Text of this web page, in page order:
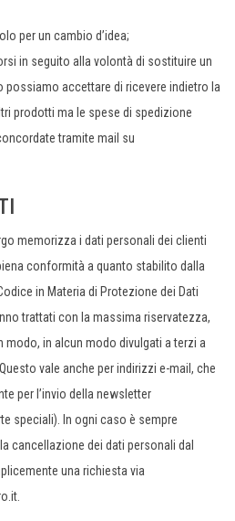
per un cambio d’idea;
in seguito alla volontà di sostituire un
accettare di ricevere indietro la
prodotti ma le spese di spedizione
tramite mail su
memorizza i dati personali dei clienti
conformità a quanto stabilito dalla
in Materia di Protezione dei Dati
trattati con la massima riservatezza,
modo, in alcun modo divulgati a terzi a
vale anche per indirizzi e-mail, che
per l’invio della newsletter
speciali). In ogni caso è sempre
cancellazione dei dati personali dal
una richiesta via